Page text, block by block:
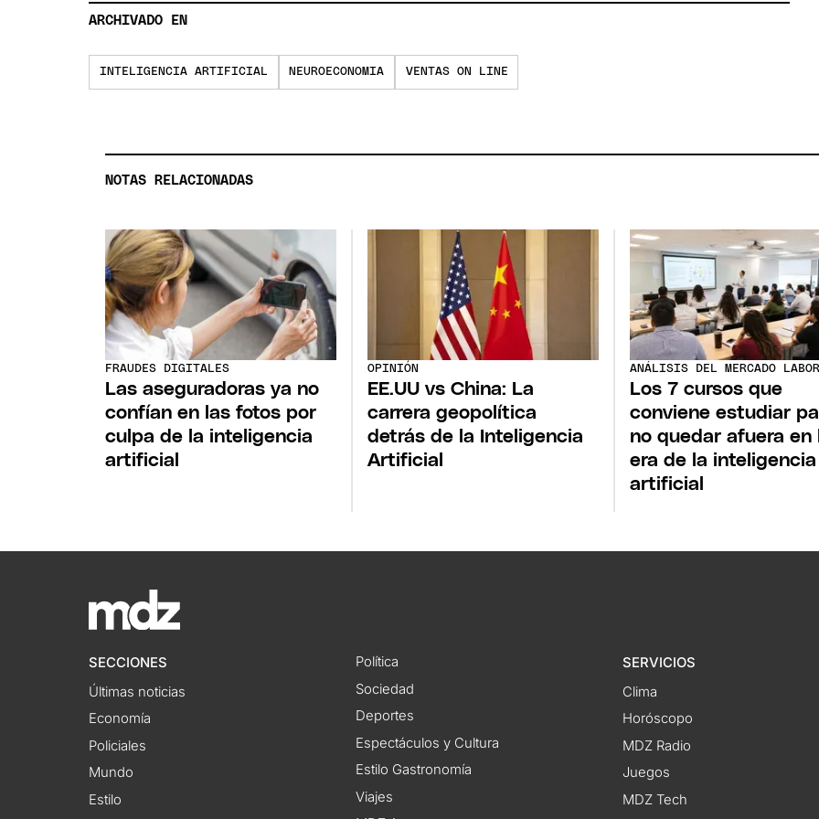
ARCHIVADO EN
INTELIGENCIA ARTIFICIAL NEUROECONOMIA VENTAS ON LINE
NOTAS RELACIONADAS
FRAUDES DIGITALES
Las aseguradoras ya no
confían en las fotos por
culpa de la inteligencia
artificial
OPINIÓN
EE.UU vs China: La
carrera geopolítica
detrás de la Inteligencia
Artificial
ANÁLISIS DEL MERCADO
Los 7 cursos que
conviene estudiar
no quedar afuera en
era de la inteligencia
artificial
SECCIONES
Últimas noticias
Economía
Policiales
Mundo
Estilo
Política
Sociedad
Deportes
Espectáculos y Cultura
Estilo Gastronomía
Viajes
SERVICIOS
Clima
Horóscopo
MDZ Radio
Juegos
MDZ Tech